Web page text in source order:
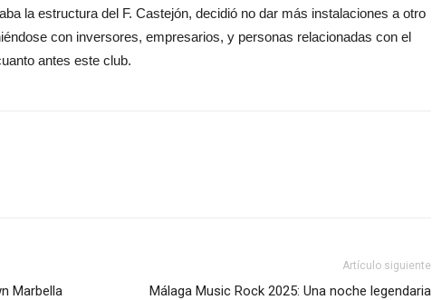
la estructura del F. Castejón, decidió no dar más instalaciones a otro
con inversores, empresarios, y personas relacionadas con el
antes este club.
Marbella
Artículo siguiente
Málaga Music Rock 2025: Una noche legendaria